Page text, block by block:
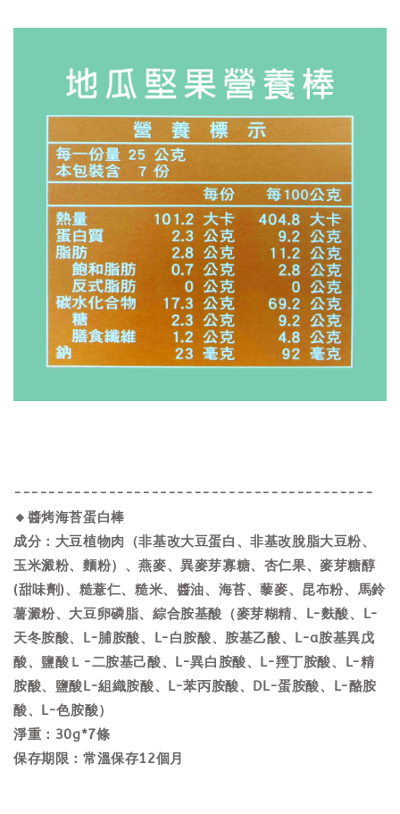
------------------------------------------
🔸醬烤海苔蛋白棒
成分：大豆植物肉（非基改大豆蛋白、非基改脫脂大豆粉、
玉米澱粉、麵粉）、燕麥、異麥芽寡糖、杏仁果、麥芽糖醇
(甜味劑)、糙薏仁、糙米、醬油、海苔、藜麥、昆布粉、馬鈴
薯澱粉、大豆卵磷脂、綜合胺基酸（麥芽糊精、L-麩酸、L-
天冬胺酸、L-脯胺酸、L-白胺酸、胺基乙酸、L-a胺基異戊
酸、鹽酸Ｌ-二胺基己酸、L-異白胺酸、L-羥丁胺酸、L-精
胺酸、鹽酸L-組織胺酸、L-苯丙胺酸、DL-蛋胺酸、L-酪胺
酸、L-色胺酸）
淨重：30g*7條
保存期限：常溫保存12個月